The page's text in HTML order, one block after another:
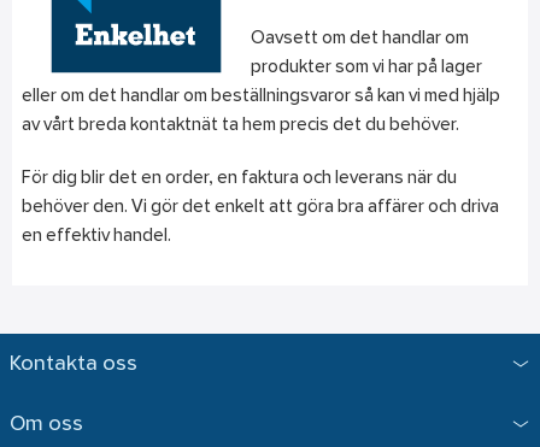
Oavsett om det handlar om
produkter som vi har på lager
eller om det handlar om beställningsvaror så kan vi med hjälp
av vårt breda kontaktnät ta hem precis det du behöver.
För dig blir det en order, en faktura och leverans när du
behöver den. Vi gör det enkelt att göra bra affärer och driva
en effektiv handel.
Kontakta oss
Om oss